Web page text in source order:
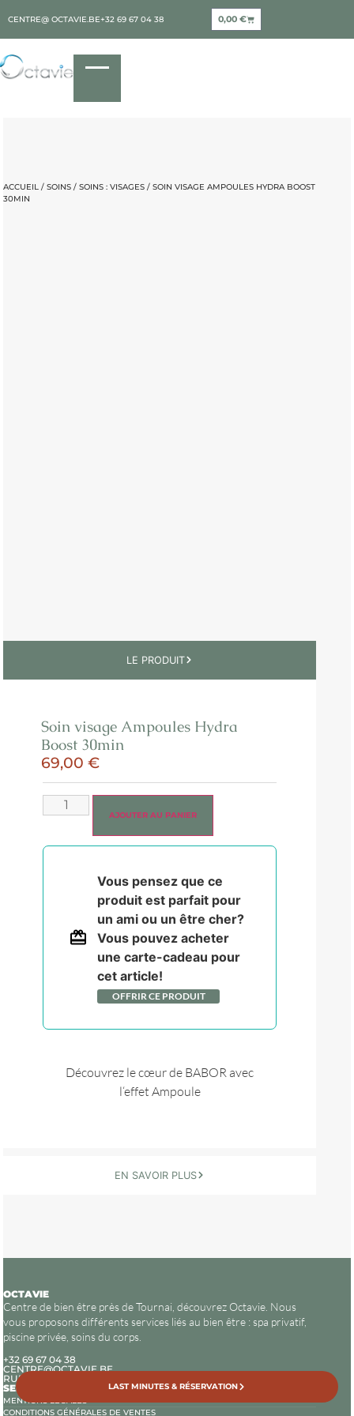
CENTRE@ OCTAVIE.BE+32 69 67 04 38 0,00 €
ACCUEIL /SOINS /SOINS : VISAGES / SOIN VISAGE AMPOULES HYDRA BOOST
30MIN
LE PRODUIT
EN SAVOIR PLUS
Soin visage Ampoules Hydra
Boost 30min
69,00€
AJOUTER AU PANIER
Vous pensez que ce
produit est parfait pour
un ami ou un être cher?
Vous pouvez acheter
une carte-cadeau pour
cet article!
OFFRIR CE PRODUIT
Découvrez le cœur de BABOR avec
l‘effet Ampoule
LAST MINUTES & RÉSERVATION
OCTAVIE
Centre de bien être près de Tournai, découvrez Octavie. Nous
vous proposons différents services liés au bien être : spa privatif,
piscine privée, soins du corps.
+32 69 67 04 38
CENTRE@OCTAVIE.BE
RUE DE LA RÉSISTANCE, 118 7540 KAIN
SERVICES CLIENTÈLE
MENTIONS LÉGALES
CONDITIONS GÉNÉRALES DE VENTES